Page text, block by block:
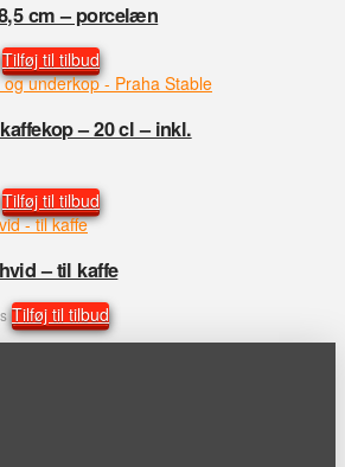
cm – porcelæn
Tilføj til tilbud
– 20 cl – inkl.
Tilføj til tilbud
– til kaffe
Tilføj til tilbud